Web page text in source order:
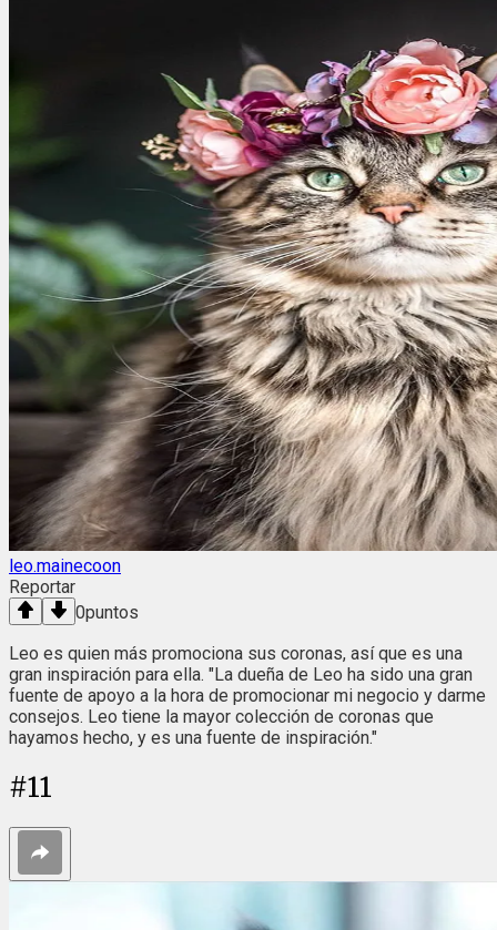
leo.mainecoon
Reportar
0puntos
Leo es quien más promociona sus coronas, así que es una
gran inspiración para ella. "La dueña de Leo ha sido una gran
fuente de apoyo a la hora de promocionar mi negocio y darme
consejos. Leo tiene la mayor colección de coronas que
hayamos hecho, y es una fuente de inspiración."
#11